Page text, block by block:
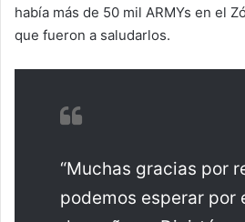
había más de 50 mil ARMYs en el
que fueron a saludarlos.
“Muchas gracias por
podemos esperar por